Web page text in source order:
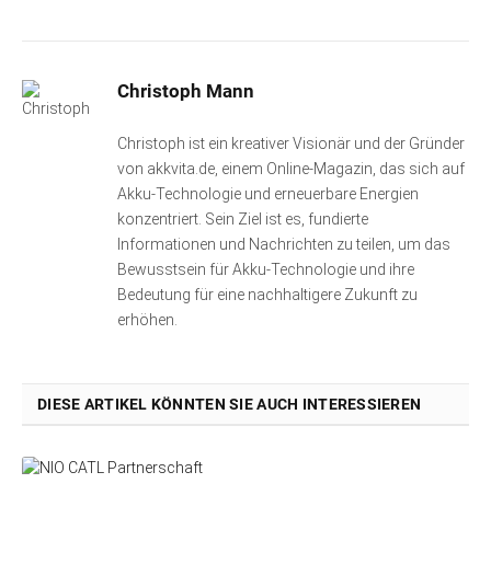
Christoph Mann
Christoph ist ein kreativer Visionär und der Gründer
von akkvita.de, einem Online-Magazin, das sich auf
Akku-Technologie und erneuerbare Energien
konzentriert. Sein Ziel ist es, fundierte
Informationen und Nachrichten zu teilen, um das
Bewusstsein für Akku-Technologie und ihre
Bedeutung für eine nachhaltigere Zukunft zu
erhöhen.
DIESE ARTIKEL KÖNNTEN SIE AUCH INTERESSIEREN